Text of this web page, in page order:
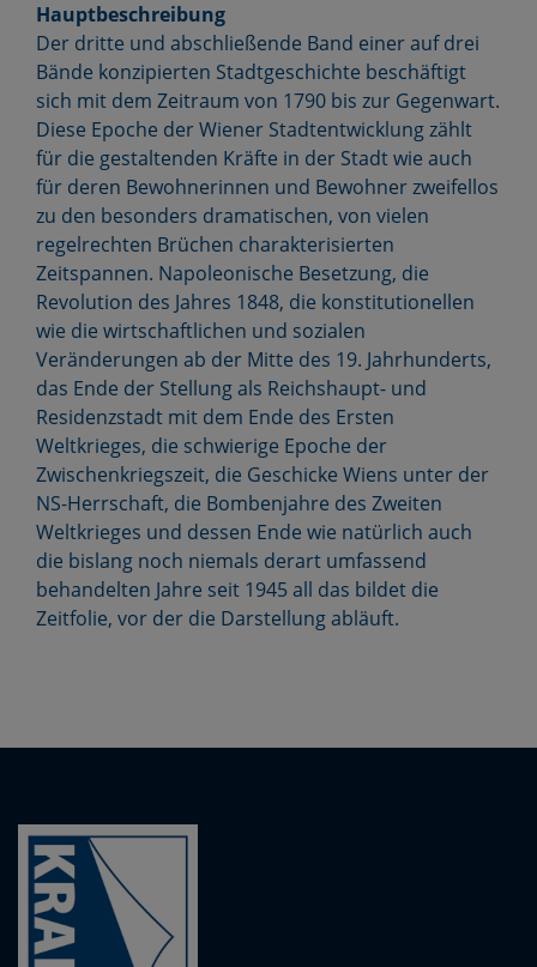
Hauptbeschreibung
Der dritte und abschließende Band einer auf drei
Bände konzipierten Stadtgeschichte beschäftigt
sich mit dem Zeitraum von 1790 bis zur Gegenwart.
Diese Epoche der Wiener Stadtentwicklung zählt
für die gestaltenden Kräfte in der Stadt wie auch
für deren Bewohnerinnen und Bewohner zweifellos
zu den besonders dramatischen, von vielen
regelrechten Brüchen charakterisierten
Zeitspannen. Napoleonische Besetzung, die
Revolution des Jahres 1848, die konstitutionellen
wie die wirtschaftlichen und sozialen
Veränderungen ab der Mitte des 19. Jahrhunderts,
das Ende der Stellung als Reichshaupt- und
Residenzstadt mit dem Ende des Ersten
Weltkrieges, die schwierige Epoche der
Zwischenkriegszeit, die Geschicke Wiens unter der
NS-Herrschaft, die Bombenjahre des Zweiten
Weltkrieges und dessen Ende wie natürlich auch
die bislang noch niemals derart umfassend
behandelten Jahre seit 1945 all das bildet die
Zeitfolie, vor der die Darstellung abläuft.